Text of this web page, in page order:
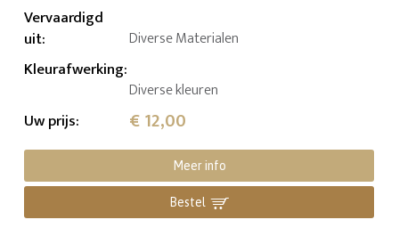
Vervaardigd
uit: Diverse Materialen
Kleurafwerking:
Diverse kleuren
Uw prijs: € 12,00
Meer info
Bestel